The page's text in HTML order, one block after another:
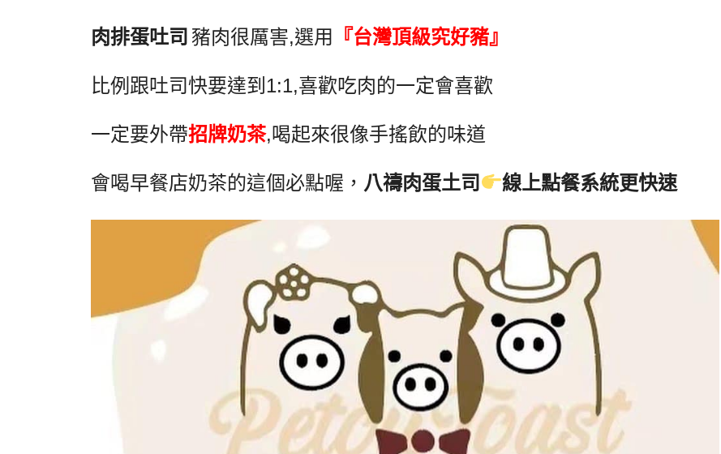
肉排蛋吐司 豬肉很厲害,選用 『台灣頂級究好豬』
比例跟吐司快要達到 1:1,喜歡吃肉的一定會喜歡
一定要外帶招牌奶茶,喝起來很像手搖飲的味道
會喝早餐店奶茶的這個必點喔， 八禱肉蛋土司 線上點餐系統更快速